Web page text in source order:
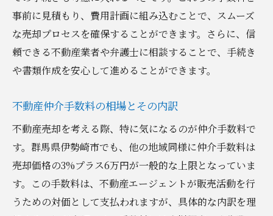
方法
不動産売却の成功に必要な基礎知識とは
売却プロセスを理解することの重要性
最大利益を追求するための価格交渉術
検討
地域特性を考慮した効果的なマーケティン
予期せぬ出費を避けるための不動産売却におけ
事前に見積もり、費用計画に組み込むことで、スムーズ
な売却プロセスを確保することができます。さらに、信
頼できる不動産業者や弁護士に相談することで、手続き
や書類作成を安心して進めることができます。
不動産仲介手数料の相場とその内訳
不動産売却を考える際、特に気になるのが仲介手数料で
す。群馬県伊勢崎市でも、他の地域同様に仲介手数料は
売却価格の3%プラス6万円が一般的な上限となっていま
す。この手数料は、不動産エージェントが販売活動を行
うための対価として支払われますが、具体的な内訳を理